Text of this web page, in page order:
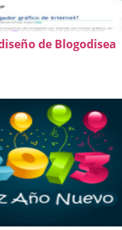
de Blogodisea